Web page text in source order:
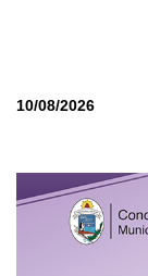
10/08/2026